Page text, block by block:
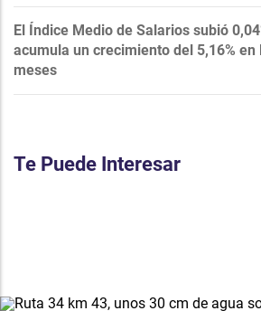
El Índice Medio de Salarios subió
acumula un crecimiento del 5,16%
meses
Te Puede Interesar